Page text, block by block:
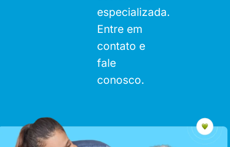
especializada.
Entre em
contato e
fale
conosco.